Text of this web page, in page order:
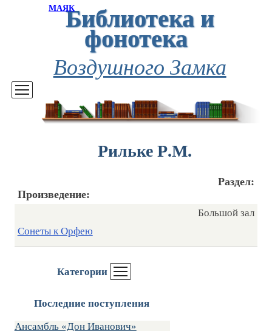
МАЯКБиблиотека и
фонотека
Воздушного Замка
Категории
Последние поступления
Ансамбль «Дон Иванович»
Рильке Р.М.
Произведение:
Раздел:
Сонеты к Орфею
Большой зал